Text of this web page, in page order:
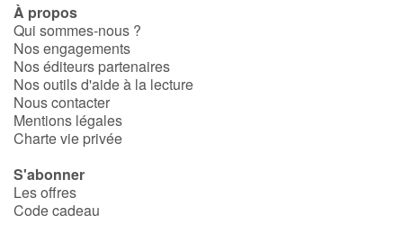
À propos
Qui sommes-nous ?
Nos engagements
Nos éditeurs partenaires
Nos outils d'aide à la lecture
Nous contacter
Mentions légales
Charte vie privée
S'abonner
Les offres
Code cadeau